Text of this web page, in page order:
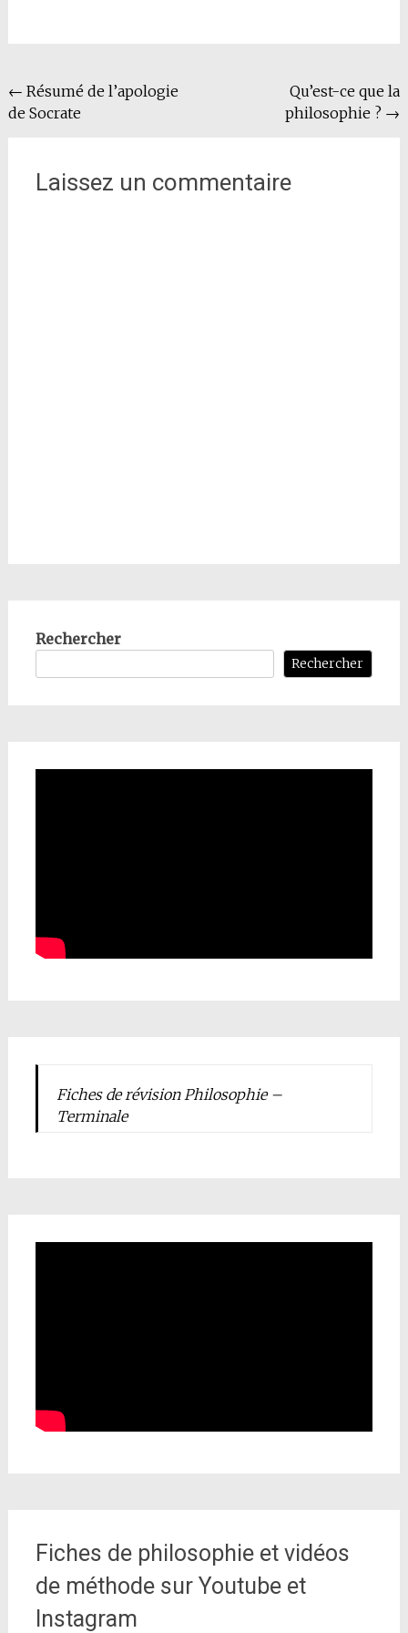
Navigation
de
← Résumé de l’apologie
de Socrate
Qu’est-ce que la
philosophie ? →
Laissez un commentaire
Rechercher
Rechercher
Fiches de révision Philosophie –
Terminale
Fiches de philosophie et vidéos
de méthode sur Youtube et
Instagram